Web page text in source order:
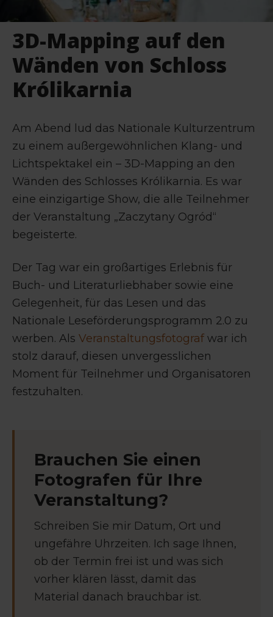
3D-Mapping auf den
Wänden von Schloss
Królikarnia
Am Abend lud das Nationale Kulturzentrum
zu einem außergewöhnlichen Klang- und
Lichtspektakel ein – 3D-Mapping an den
Wänden des Schlosses Królikarnia. Es war
eine einzigartige Show, die alle Teilnehmer
der Veranstaltung „Zaczytany Ogród“
begeisterte.
Der Tag war ein großartiges Erlebnis für
Buch- und Literaturliebhaber sowie eine
Gelegenheit, für das Lesen und das
Nationale Leseförderungsprogramm 2.0 zu
werben. Als Veranstaltungsfotograf war ich
stolz darauf, diesen unvergesslichen
Moment für Teilnehmer und Organisatoren
festzuhalten.
Brauchen Sie einen
Fotografen für Ihre
Veranstaltung?
Schreiben Sie mir Datum, Ort und
ungefähre Uhrzeiten. Ich sage Ihnen,
ob der Termin frei ist und was sich
vorher klären lässt, damit das
Material danach brauchbar ist.